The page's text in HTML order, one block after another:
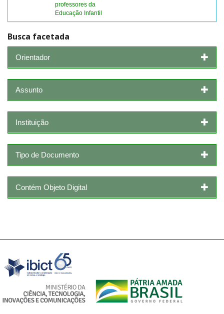
professores da
Educação Infantil
Busca facetada
Orientador
Assunto
Instituição
Tipo de Documento
Contém Objeto Digital